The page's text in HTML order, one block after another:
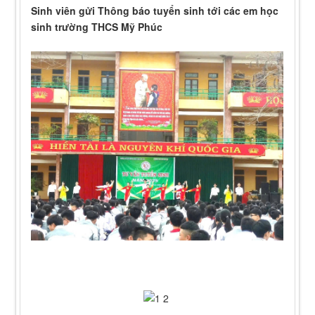
Sinh viên gửi Thông báo tuyển sinh tới các em học
sinh trường THCS Mỹ Phúc